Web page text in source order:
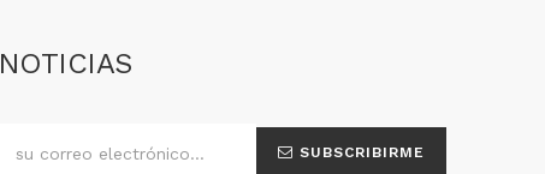
NOTICIAS
SUBSCRIBIRME